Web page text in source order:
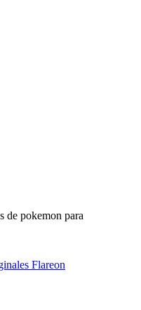
de pokemon para
Flareon